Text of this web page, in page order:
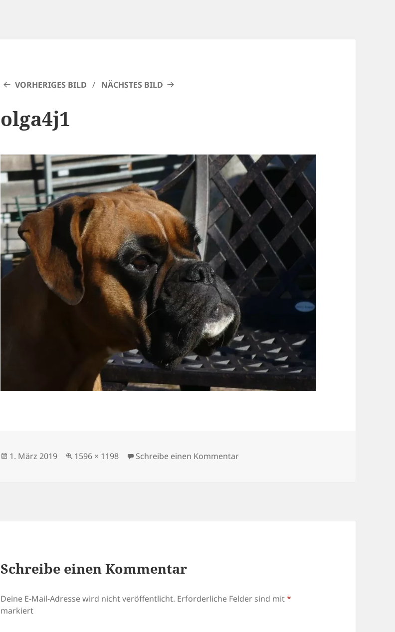
VORHERIGES BILD NÄCHSTES BILD
olga4j1
Veröffentlicht
1. März 2019 Originalgröße
1596 × 1198 Schreibe einen Kommentarzu olga4j1
Schreibe einen Kommentar
Deine E-Mail-Adresse wird nicht veröffentlicht. Erforderliche Felder sind mit*
markiert